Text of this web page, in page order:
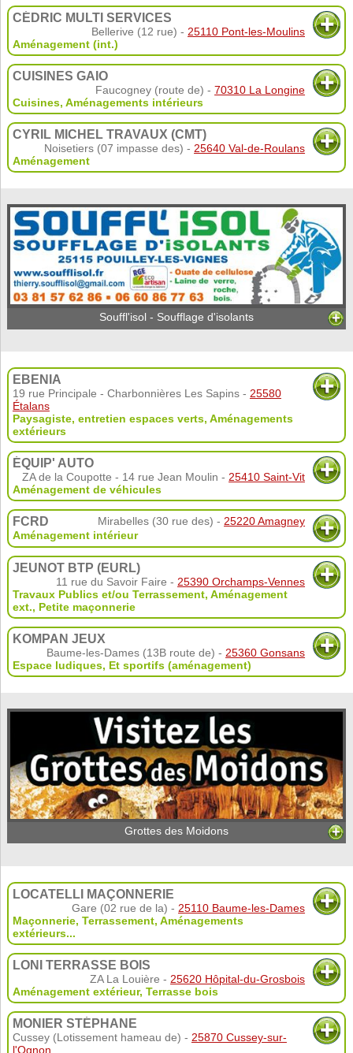
CÉDRIC MULTI SERVICES
Bellerive (12 rue) - 25110 Pont-les-Moulins
Aménagement (int.)
CUISINES GAIO
Faucogney (route de) -70310 La Longine
Cuisines, Aménagements intérieurs
CYRIL MICHEL TRAVAUX (CMT)
Noisetiers (07 impasse des) - 25640 Val-de-Roulans
Aménagement
Souffl'isol - Soufflage d'isolants
EBENIA
19 rue Principale - Charbonnières Les Sapins - 25580
Étalans
Paysagiste, entretien espaces verts, Aménagements
extérieurs
ÉQUIP' AUTO
ZA de la Coupotte - 14 rue Jean Moulin - 25410 Saint-Vit
Aménagement de véhicules
FCRD Mirabelles (30 rue des) - 25220 Amagney
Aménagement intérieur
JEUNOT BTP (EURL)
11 rue du Savoir Faire - 25390 Orchamps-Vennes
Travaux Publics et/ou Terrassement, Aménagement
ext., Petite maçonnerie
KOMPAN JEUX
Baume-les-Dames (13B route de) - 25360 Gonsans
Espace ludiques, Et sportifs (aménagement)
Grottes des Moidons
LOCATELLI MAÇONNERIE
Gare (02 rue de la) - 25110 Baume-les-Dames
Maçonnerie, Terrassement, Aménagements
extérieurs...
LONI TERRASSE BOIS
ZA La Louière - 25620 Hôpital-du-Grosbois
Aménagement extérieur, Terrasse bois
MONIER STÉPHANE
Cussey (Lotissement hameau de) - 25870 Cussey-sur-
l'Ognon